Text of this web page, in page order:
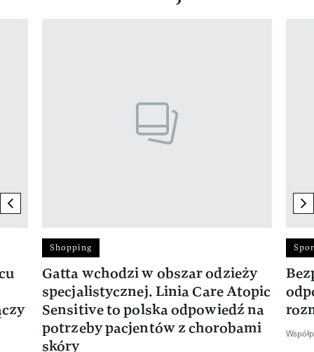
previous element
Shopping
Gatta wchodzi w obszar odzieży
specjalistycznej. Linia Care Atopic
Sensitive to polska odpowiedź na
potrzeby pacjentów z chorobami
skóry